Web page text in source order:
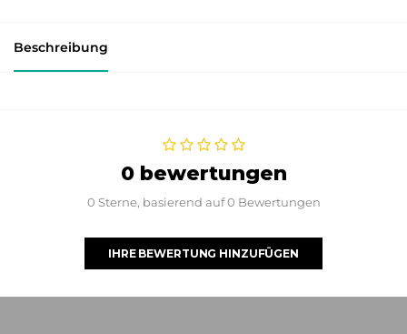
Beschreibung
0 bewertungen
0 Sterne, basierend auf 0 Bewertungen
IHRE BEWERTUNG HINZUFÜGEN